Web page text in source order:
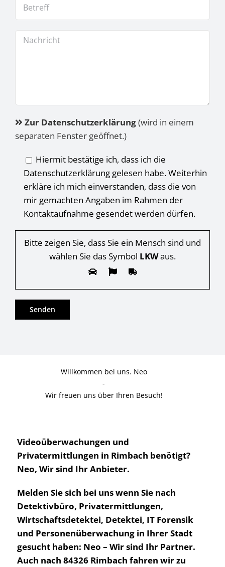
Zur Datenschutzerklärung(wird in einem
separaten Fenster geöffnet.)
Hiermit bestätige ich, dass ich die
Datenschutzerklärung gelesen habe. Weiterhin
erkläre ich mich einverstanden, dass die von
mir gemachten Angaben im Rahmen der
Kontaktaufnahme gesendet werden dürfen.
Bitte zeigen Sie, dass Sie ein Mensch sind und
wählen Sie das Symbol LKWaus.
Willkommen bei uns. Neo
-
Wir freuen uns über Ihren Besuch!
Videoüberwachungen und
Privatermittlungen in Rimbach benötigt?
Neo, Wir sind Ihr Anbieter.
Melden Sie sich bei uns wenn Sie nach
Detektivbüro, Privatermittlungen,
Wirtschaftsdetektei, Detektei, IT Forensik
und Personenüberwachung in Ihrer Stadt
gesucht haben: Neo – Wir sind Ihr Partner.
Auch nach 84326 Rimbach fahren wir zu